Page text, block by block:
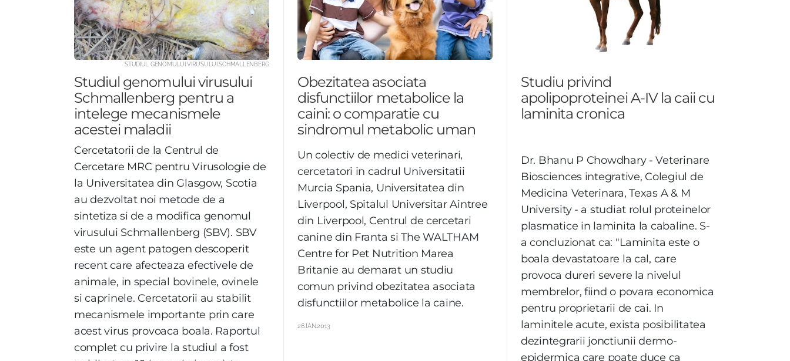
STUDIUL GENOMULUI VIRUSULUI SCHMALLENBERG
Studiul genomului virusului
Schmallenberg pentru a
intelege mecanismele
acestei maladii
Cercetatorii de la Centrul de
Cercetare MRC pentru Virusologie de
la Universitatea din Glasgow, Scotia
au dezvoltat noi metode de a
sintetiza si de a modifica genomul
virusului Schmallenberg (SBV). SBV
este un agent patogen descoperit
recent care afecteaza efectivele de
animale, in special bovinele, ovinele
si caprinele. Cercetatorii au stabilit
mecanismele importante prin care
acest virus provoaca boala. Raportul
complet cu privire la studiul a fost
Obezitatea asociata
disfunctiilor metabolice la
caini: o comparatie cu
sindromul metabolic uman
Un colectiv de medici veterinari,
cercetatori in cadrul Universitatii
Murcia Spania, Universitatea din
Liverpool, Spitalul Universitar Aintree
din Liverpool, Centrul de cercetari
canine din Franta si The WALTHAM
Centre for Pet Nutrition Marea
Britanie au demarat un studiu
comun privind obezitatea asociata
disfunctiilor metabolice la caine.
26.IAN.2013
Studiu privind
apolipoproteinei A-IV la caii cu
laminita cronica
Dr. Bhanu P Chowdhary - Veterinare
Biosciences integrative, Colegiul de
Medicina Veterinara, Texas A & M
University - a studiat rolul proteinelor
plasmatice in laminita la cabaline. S-
a concluzionat ca: "Laminita este o
boala devastatoare la cal, care
provoca dureri severe la nivelul
membrelor, fiind o povara economica
pentru proprietarii de cai. In
laminitele acute, exista posibilitatea
dezintegrarii jonctiunii dermo-
epidermica care poate duce ca